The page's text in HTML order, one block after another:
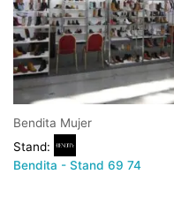
Bendita Mujer
Stand:
Bendita - Stand 69 74